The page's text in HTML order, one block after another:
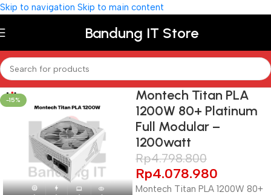
Skip to navigation Skip to main content
Bandung IT Store
-15%
Montech Titan PLA
1200W 80+ Platinum
Full Modular –
1200watt
Rp4.798.800
Rp4.078.980
Montech Titan PLA 1200W 80+